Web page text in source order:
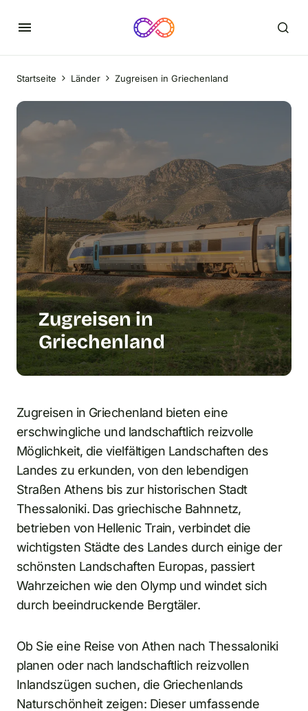
Startseite Länder Zugreisen in Griechenland
Zugreisen in
Griechenland
Zugreisen in Griechenland bieten eine
erschwingliche und landschaftlich reizvolle
Möglichkeit, die vielfältigen Landschaften des
Landes zu erkunden, von den lebendigen
Straßen Athens bis zur historischen Stadt
Thessaloniki. Das griechische Bahnnetz,
betrieben von Hellenic Train, verbindet die
wichtigsten Städte des Landes durch einige der
schönsten Landschaften Europas, passiert
Wahrzeichen wie den Olymp und windet sich
durch beeindruckende Bergtäler.
Ob Sie eine Reise von Athen nach Thessaloniki
planen oder nach landschaftlich reizvollen
Inlandszügen suchen, die Griechenlands
Naturschönheit zeigen: Dieser umfassende